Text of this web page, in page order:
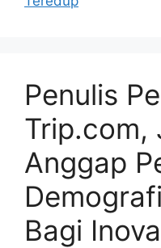
Penulis
Trip.com,
Anggap
Bagi